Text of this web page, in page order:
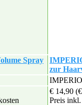
Spray
zur
IMPERIO
€ 14,90
Preis